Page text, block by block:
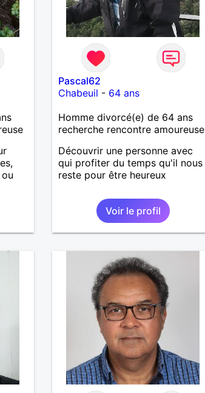
,
à
Pascal62
Chabeuil - 64 ans
Homme divorcé(e) de 64 ans
recherche rencontre amoureuse
Découvrir une personne avec
qui profiter du temps qu'il nous
reste pour être heureux
Voir le profil